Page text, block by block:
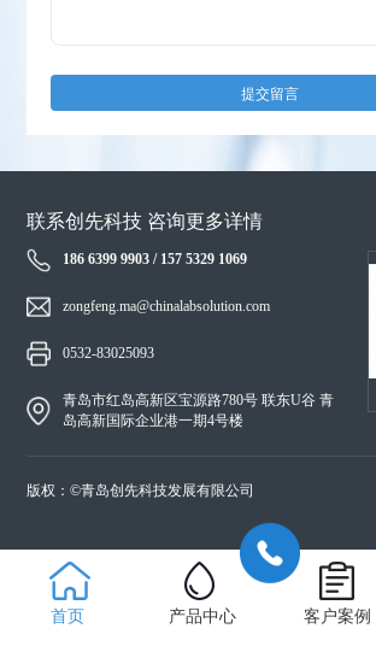
提交留言
联系创先科技 咨询更多详情
186 6399 9903 / 157 5329 1069
zongfeng.ma@chinalabsolution.com
0532-83025093
青岛市红岛高新区宝源路780号 联东U谷 青
岛高新国际企业港一期4号楼
版权：©青岛创先科技发展有限公司
首页 产品中心 客户案例